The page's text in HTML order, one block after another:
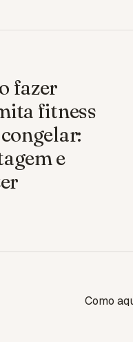
fazer
fitness
e
Como